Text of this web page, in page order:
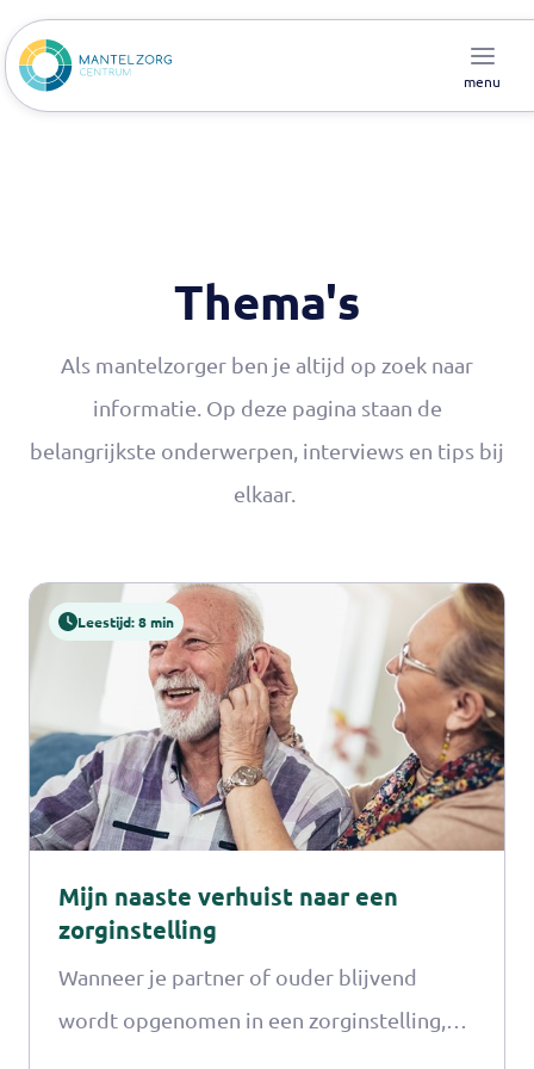
menu
Thema's
Als mantelzorger ben je altijd op zoek naar
informatie. Op deze pagina staan de
belangrijkste onderwerpen, interviews en tips bij
elkaar.
Leestijd: 8 min
Mijn naaste verhuist naar een
zorginstelling
Wanneer je partner of ouder blijvend
wordt opgenomen in een zorginstelling,